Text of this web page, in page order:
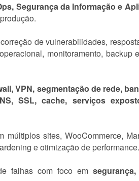
Segurança da Informação e
de vulnerabilidades,
monitoramento, backup
VPN, segmentação de rede,
SSL, cache, serviços
múltiplos sites, WooCommerce,
e otimização de performance.
falhas com foco em